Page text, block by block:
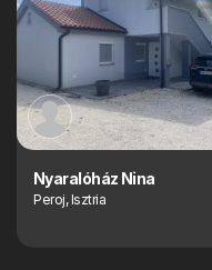
Nyaralóház Nina
Peroj, Isztria